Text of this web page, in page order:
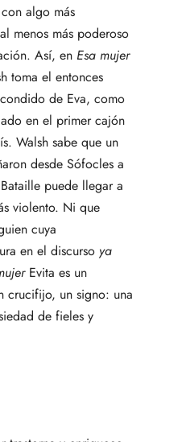
algo más
menos más poderoso
Así, en Esa mujer
toma el entonces
de Eva, como
en el primer cajón
Walsh sabe que un
desde Sófocles a
puede llegar a
violento. Ni que
cuya
en el discurso ya
Evita es un
crucifijo, un signo: una
de fieles y